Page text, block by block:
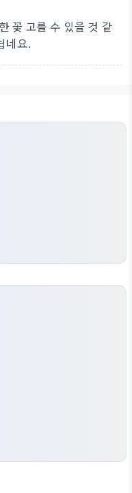
꽃 고를 수 있을 것 같
네요.